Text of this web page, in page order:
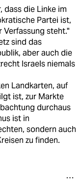
dass die Linke im
Partei ist,
Verfassung steht."
sind das
aber auch die
Israels niemals
Landkarten, auf
ist, zur Markte
durchaus
ist in
sondern auch
zu finden.